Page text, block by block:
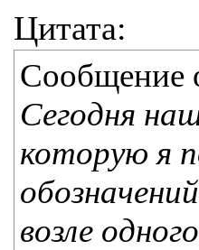
Цитата:
Сообщение
Сегодня
которую я
возле